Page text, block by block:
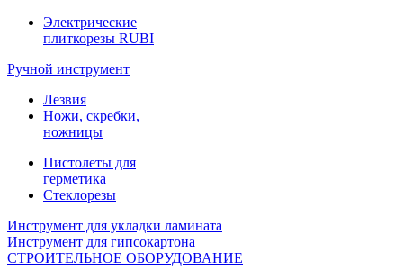
Электрические
плиткорезы RUBI
Ручной инструмент
Лезвия
Ножи, скребки,
ножницы
Пистолеты для
герметика
Стеклорезы
Инструмент для укладки ламината
Инструмент для гипсокартона
СТРОИТЕЛЬНОЕ ОБОРУДОВАНИЕ